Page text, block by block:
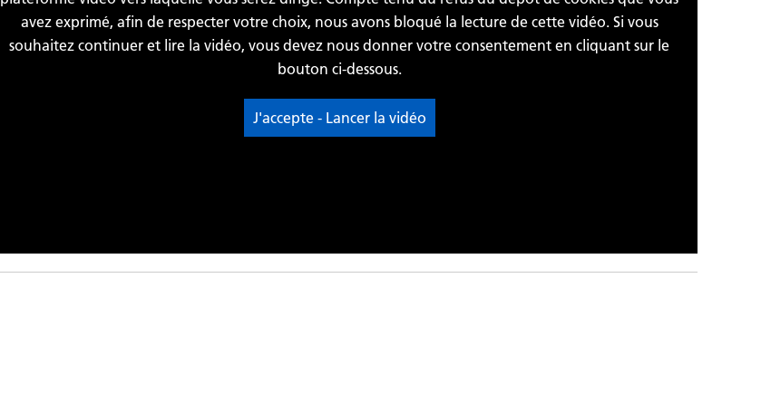
avez exprimé, afin de respecter votre choix, nous avons bloqué la lecture de cette vidéo. Si vous
souhaitez continuer et lire la vidéo, vous devez nous donner votre consentement en cliquant sur le
bouton ci-dessous.
J'accepte - Lancer la vidéo